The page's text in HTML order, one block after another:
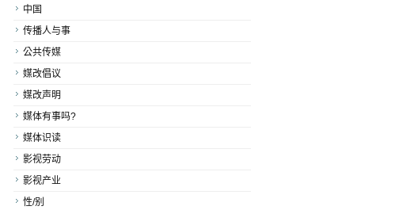
中国
传播人与事
公共传媒
媒改倡议
媒改声明
媒体有事吗?
媒体识读
影视劳动
影视产业
性/别